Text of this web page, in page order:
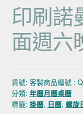
印刷諾
面週六
貨號: 客製商品編號 :
分類: 年曆月曆桌曆
標籤: 掛曆, 日曆, 螺旋